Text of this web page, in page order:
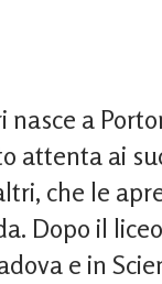
nasce a
attenta ai
che le
Dopo il
e in